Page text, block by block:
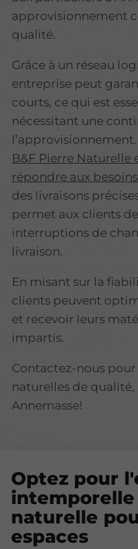
approvisionnement
qualité.
Grâce à un réseau
entreprise peut
courts, ce qui est
nécessitant une
B&F Pierre Naturelle
répondre aux
des livraisons
permet aux clients
interruptions de
livraison.
En misant sur la
clients peuvent
et recevoir leurs
impartis.
Contactez-nous
naturelles de
Annemasse!
Optez pour
naturelle
espaces